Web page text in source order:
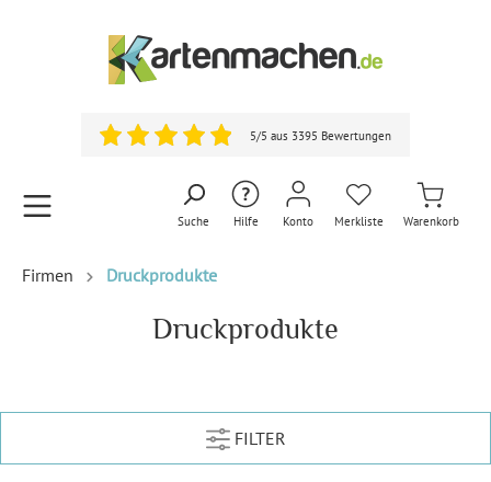
5/5 aus 3395 Bewertungen
Suche Hilfe Konto Merkliste Warenkorb
Firmen Druckprodukte
Druckprodukte
FILTER